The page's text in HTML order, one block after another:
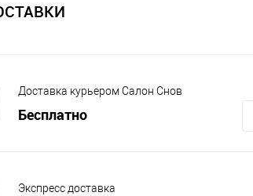
Доставка курьером Салон Снов
Бесплатно
Экспресс доставка